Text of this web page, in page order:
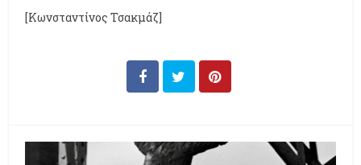
[Κωνσταντίνος Τσακμάζ]